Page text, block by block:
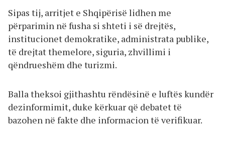
Sipas tij, arritjet e Shqipërisë lidhen me
përparimin në fusha si shteti i së drejtës,
institucionet demokratike, administrata publike,
të drejtat themelore, siguria, zhvillimi i
qëndrueshëm dhe turizmi.
Balla theksoi gjithashtu rëndësinë e luftës kundër
dezinformimit, duke kërkuar që debatet të
bazohen në fakte dhe informacion të verifikuar.